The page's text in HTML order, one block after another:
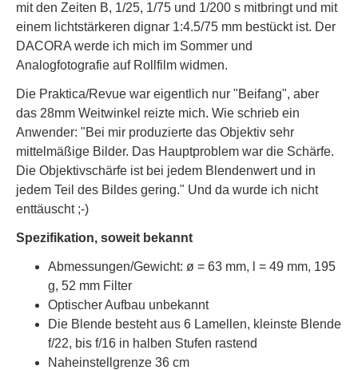
mit den Zeiten B, 1/25, 1/75 und 1/200 s mitbringt und mit
einem lichtstärkeren dignar 1:4.5/75 mm bestückt ist. Der
DACORA werde ich mich im Sommer und
Analogfotografie auf Rollfilm widmen.
Die Praktica/Revue war eigentlich nur "Beifang", aber
das 28mm Weitwinkel reizte mich. Wie schrieb ein
Anwender: "Bei mir produzierte das Objektiv sehr
mittelmäßige Bilder. Das Hauptproblem war die Schärfe.
Die Objektivschärfe ist bei jedem Blendenwert und in
jedem Teil des Bildes gering." Und da wurde ich nicht
enttäuscht ;-)
Spezifikation, soweit bekannt
Abmessungen/Gewicht: ø = 63 mm, l = 49 mm, 195
g, 52 mm Filter
Optischer Aufbau unbekannt
Die Blende besteht aus 6 Lamellen, kleinste Blende
f/22, bis f/16 in halben Stufen rastend
Naheinstellgrenze 36 cm